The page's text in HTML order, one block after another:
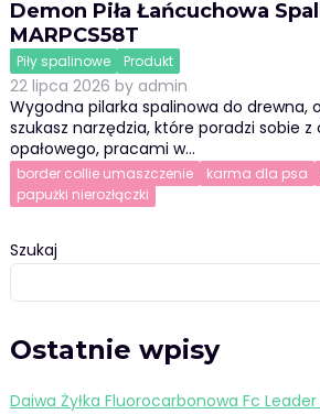
Demon Piła Łańcuchowa
MARPCS58T
Piły spalinowe Produkt
22 lipca 2026 by admin
Wygodna pilarka spalinowa do drewna,
szukasz narzędzia, które poradzi sobie
opałowego, pracami w…
border collie umaszczenie karma dla psa
papużki nierozłączki
Szukaj
Ostatnie wpisy
Daiwa Żyłka Fluorocarbonowa Fc